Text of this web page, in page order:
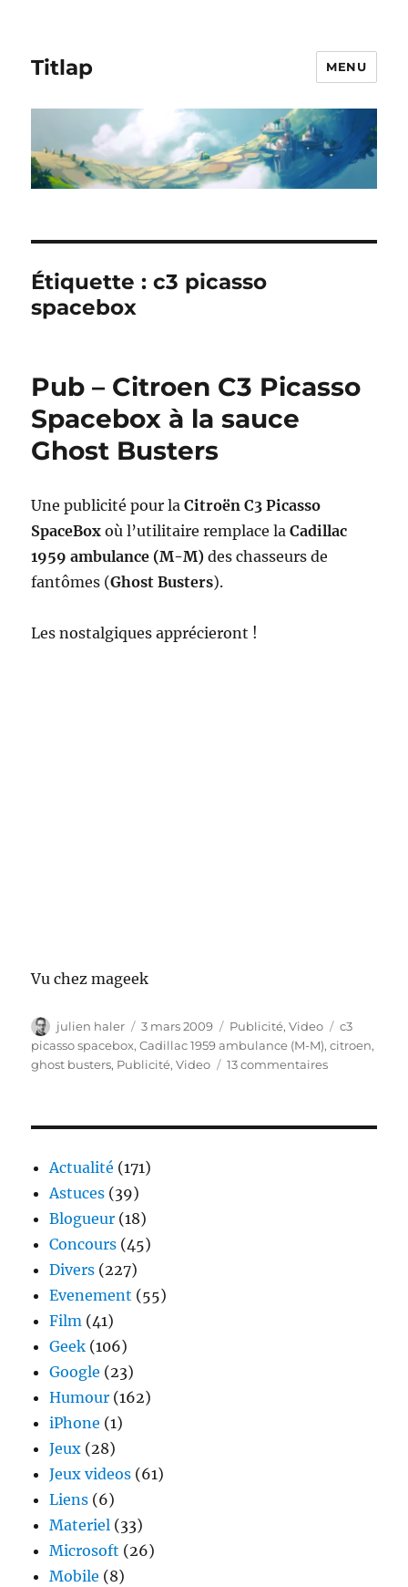
Titlap MENU
Étiquette :c3 picasso
spacebox
Pub – Citroen C3 Picasso
Spacebox à la sauce
Ghost Busters
Une publicité pour laCitroën C3 Picasso
SpaceBox où l’utilitaire remplace laCadillac
1959 ambulance (M-M) des chasseurs de
fantômes (Ghost Busters).
Les nostalgiques apprécieront !
Vu chez mageek
Auteur
julien haler
Publié
le
3 mars 2009 Catégories
Publicité,Video Étiquettes
c3
picasso spacebox,Cadillac 1959 ambulance (M-M),citroen,
ghost busters, Publicité,Video 13 commentairessur
Actualité (171)
Astuces (39)
Blogueur (18)
Concours (45)
Divers (227)
Evenement (55)
Film (41)
Geek (106)
Google (23)
Humour (162)
iPhone (1)
Jeux (28)
Jeux videos (61)
Liens (6)
Materiel (33)
Microsoft (26)
Mobile (8)